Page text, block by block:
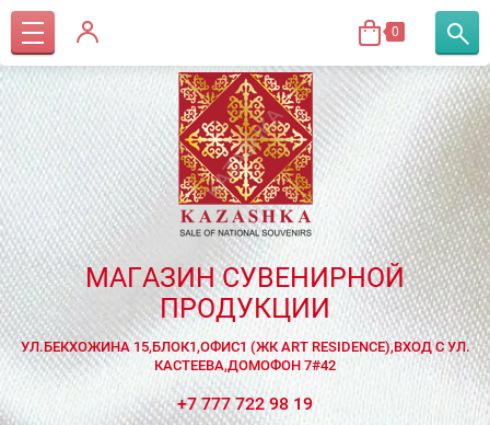
0
МАГАЗИН СУВЕНИРНОЙ
ПРОДУКЦИИ
УЛ.БЕКХОЖИНА 15,БЛОК1,ОФИС1 (ЖК ART RESIDENCE),ВХОД С УЛ.
КАСТЕЕВА,ДОМОФОН 7#42
+7 777 722 98 19